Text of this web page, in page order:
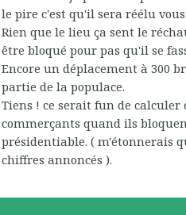
le pire c'est qu'il sera réélu vous
Rien que le lieu ça sent le
être bloqué pour pas qu'il se
Encore un déplacement à 300
partie de la populace.
Tiens ! ce serait fun de calculer
commerçants quand ils
présidentiable. ( m'étonnerais
chiffres annoncés ).